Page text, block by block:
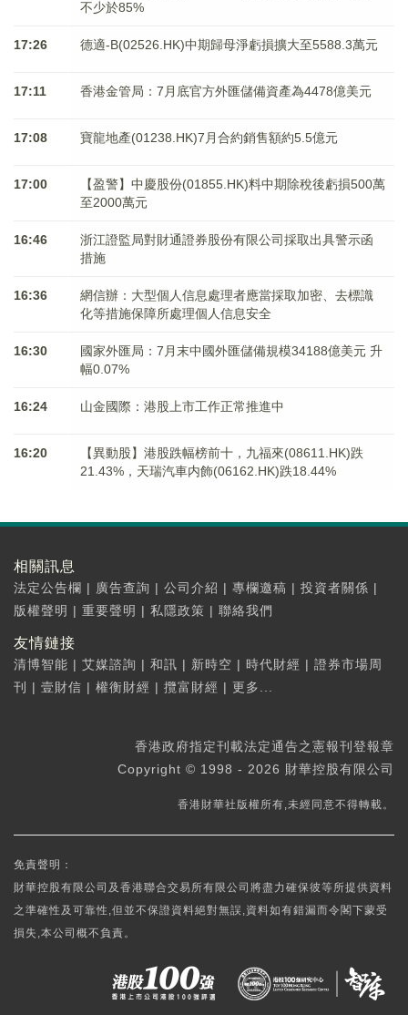
不少於85%
17:26 德適-B(02526.HK)中期歸母淨虧損擴大至5588.3萬元
17:11 香港金管局：7月底官方外匯儲備資產為4478億美元
17:08 寶龍地產(01238.HK)7月合約銷售額約5.5億元
17:00
【盈警】中慶股份(01855.HK)料中期除稅後虧損500萬
至2000萬元
16:46
浙江證監局對財通證券股份有限公司採取出具警示函
措施
16:36
網信辦：大型個人信息處理者應當採取加密、去標識
化等措施保障所處理個人信息安全
16:30
國家外匯局：7月末中國外匯儲備規模34188億美元 升
幅0.07%
16:24 山金國際：港股上市工作正常推進中
16:20
【異動股】港股跌幅榜前十，九福來(08611.HK)跌
21.43%，天瑞汽車内飾(06162.HK)跌18.44%
相關訊息
法定公告欄 | 廣告查詢 | 公司介紹 | 專欄邀稿 | 投資者關係 |
版權聲明 | 重要聲明 | 私隱政策 | 聯絡我們
友情鏈接
清博智能 | 艾媒諮詢 | 和訊 | 新時空 | 時代財經 | 證券市場周
刊
| 壹財信 | 權衡財經 | 攬富財經 | 更多...
香港政府指定刊載法定通告之憲報刊登報章
Copyright © 1998 - 2026 財華控股有限公司
香港財華社版權所有,未經同意不得轉載。
免責聲明：
財華控股有限公司及香港聯合交易所有限公司將盡力確保彼等所提供資料
之準確性及可靠性,但並不保證資料絕對無誤,資料如有錯漏而令閣下蒙受
損失,本公司概不負責。